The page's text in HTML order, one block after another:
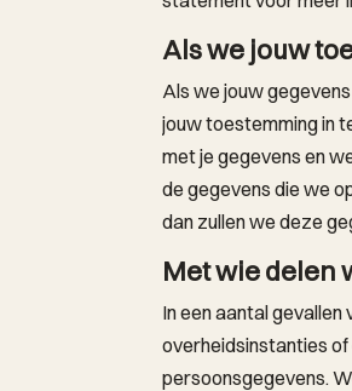
Als we jouw
Als we jouw
jouw toestemming in
met je gegevens en
de gegevens die we
dan zullen we deze
Met wie delen
In een aantal
overheidsinstanties
persoonsgegevens.